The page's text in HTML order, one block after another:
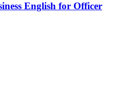
English for Officer